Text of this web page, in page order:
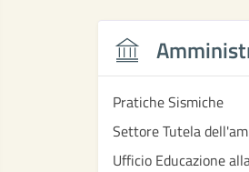
Pratiche Sismiche
Settore Tutela
Ufficio Educazione